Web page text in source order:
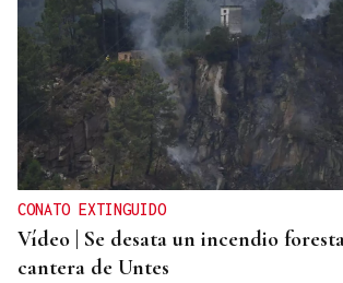
CONATO EXTINGUIDO
Vídeo | Se desata un incendio
cantera de Untes